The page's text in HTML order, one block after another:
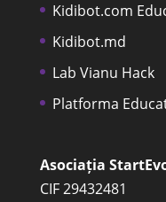
Kidibot.com
Kidibot.md
Lab Vianu Hack
Platforma
Asociația
CIF 29432481